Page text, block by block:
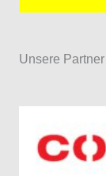
Unsere Partner